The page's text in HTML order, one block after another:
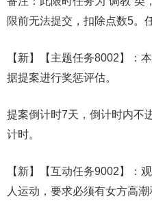
限前无法提交，扣除点数5。
【新】【主题任务8002】：
据提案进行奖惩评估。
提案倒计时7天，倒计时内不
计时。
【新】【互动任务9002】：
人运动，要求必须有女方高潮